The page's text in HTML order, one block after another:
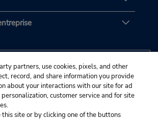
partners, use cookies, pixels, and other
record, and share information you provide
about your interactions with our site for ad
customer service and for site
this site or by clicking one of the buttons